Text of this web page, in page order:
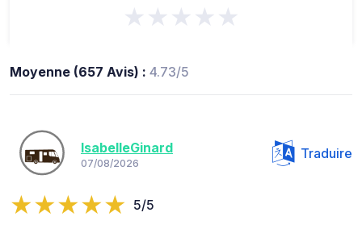
★★★★★
Moyenne (657 Avis) : 4.73/5
IsabelleGinard
07/08/2026
Traduire
5/5